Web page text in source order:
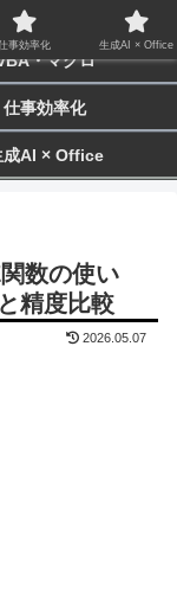
・マクロ
仕事効率化
成AI × Office
数の使い
精度比較
2026.05.07
事効率化 生成AI × Office